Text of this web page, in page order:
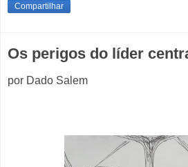
Compartilhar
Os perigos do líder
por Dado Salem